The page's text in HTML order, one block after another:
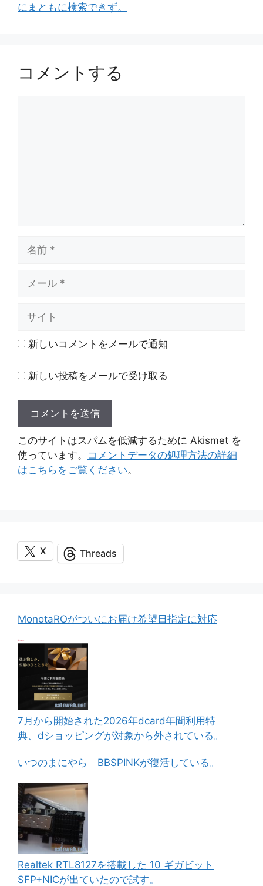
にまともに検索できず。
コメントする
ト 新しいコメントをメールで通知
新しい投稿をメールで受け取る
このサイトはスパムを低減するために Akismet を
使っています。 コメントデータの処理方法の詳細
はこちらをご覧ください。
X Threads
MonotaROがついにお届け希望日指定に対応
7月から開始された2026年dcard年間利用特
典、dショッピングが対象から外されている。
いつのまにやら BBSPINKが復活している。
Realtek RTL8127を搭載した 10 ギガビット
SFP+NICが出ていたので試す。